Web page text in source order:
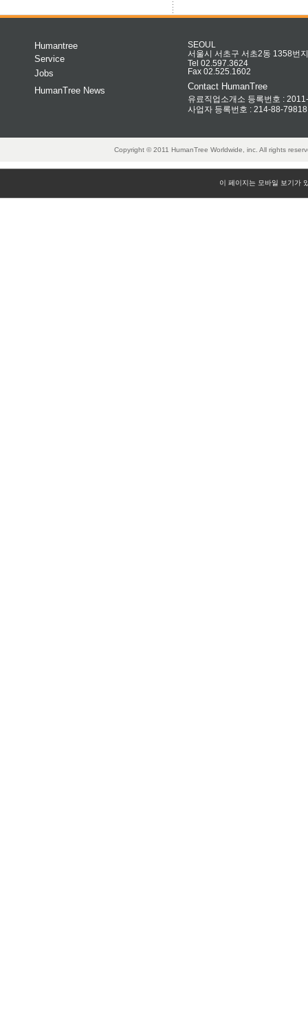
Humantree
Service
Jobs
HumanTree News
SEOUL
서울시 서초구 서초2동 1358번
Tel 02.597.3624
Fax 02.525.1602
Contact HumanTree
유료직업소개소 등록번호 :
사업자 등록번호 : 214-88-79818
Copyright © 2011 HumanTree Worldwide, inc. All rights
이 페이지는 모바일 보기가